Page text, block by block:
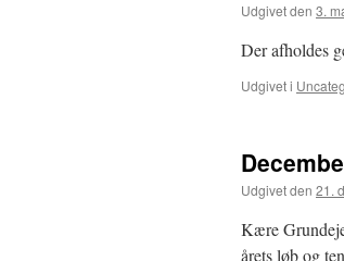
Udgivet den 3.
Der afholdes
Udgivet i
Udgivet den 21.
Kære
årets løb og